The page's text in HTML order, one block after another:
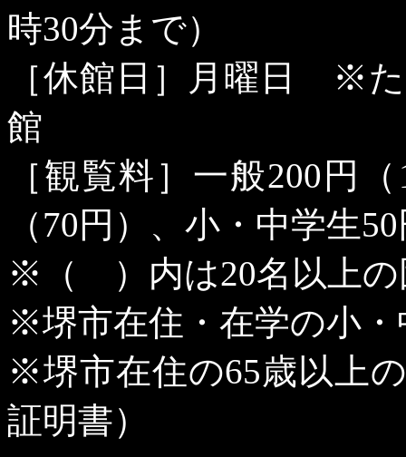
時30分まで）
［休館日］月曜日 ※
館
［観覧料］一般200 円（
（70円）、小・中学生50
※（ ）内は20名以上
※堺市在住・在学の小・
※堺市在住の65歳以上
証明書）